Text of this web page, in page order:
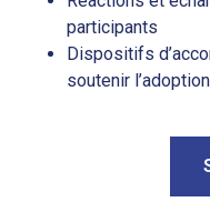
participants
Dispositifs
soutenir